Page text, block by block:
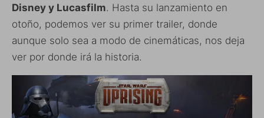
Disney y Lucasfilm. Hasta su lanzamiento en
otoño, podemos ver su primer trailer, donde
aunque solo sea a modo de cinemáticas, nos deja
ver por donde irá la historia.